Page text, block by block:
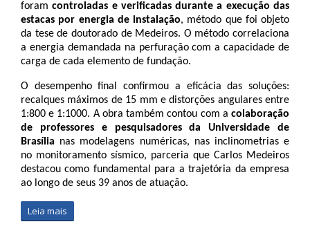
foram controladas e verificadas durante a execução das
estacas por energia de instalação, método que foi objeto
da tese de doutorado de Medeiros. O método correlaciona
a energia demandada na perfuração com a capacidade de
carga de cada elemento de fundação.
O desempenho final confirmou a eficácia das soluções:
recalques máximos de 15 mm e distorções angulares entre
1:800 e 1:1000. A obra também contou com a colaboração
de professores e pesquisadores da Universidade de
Brasília nas modelagens numéricas, nas inclinometrias e
no monitoramento sísmico, parceria que Carlos Medeiros
destacou como fundamental para a trajetória da empresa
ao longo de seus 39 anos de atuação.
Leia mais